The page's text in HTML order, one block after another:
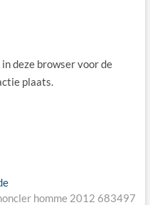
deze browser voor de
plaats.
Volgende
bericht:homme 2012 683497